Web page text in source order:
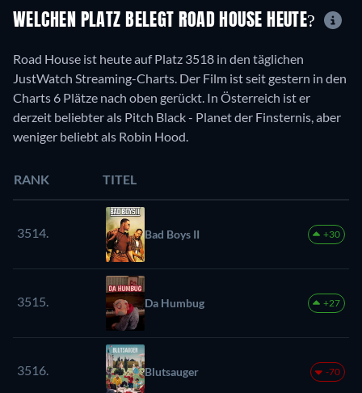
WELCHEN PLATZ BELEGT ROAD HOUSE HEUTE?
Road House ist heute auf Platz 3518 in den täglichen
JustWatch Streaming-Charts. Der Film ist seit gestern in den
Charts 6 Plätze nach oben gerückt. In Österreich ist er
derzeit beliebter als Pitch Black - Planet der Finsternis, aber
weniger beliebt als Robin Hood.
RANK TITEL
3514. Bad Boys II +30
3515. Da Humbug +27
3516. Blutsauger -70